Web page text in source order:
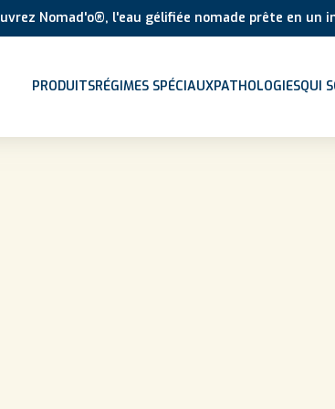
Nomad'o®, l'eau gélifiée nomade prête en un
PRODUITSRÉGIMES SPÉCIAUXPATHOLOGIESQUI